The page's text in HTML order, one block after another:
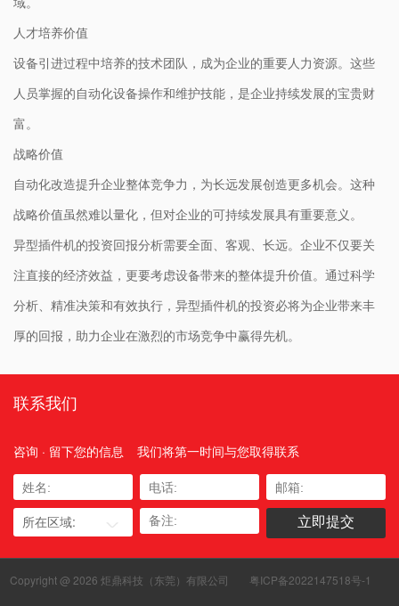
人才培养价值
设备引进过程中培养的技术团队，成为企业的重要人力资源。这些
人员掌握的自动化设备操作和维护技能，是企业持续发展的宝贵财
富。
战略价值
自动化改造提升企业整体竞争力，为长远发展创造更多机会。这种
战略价值虽然难以量化，但对企业的可持续发展具有重要意义。
异型插件机的投资回报分析需要全面、客观、长远。企业不仅要关
注直接的经济效益，更要考虑设备带来的整体提升价值。通过科学
分析、精准决策和有效执行，异型插件机的投资必将为企业带来丰
厚的回报，助力企业在激烈的市场竞争中赢得先机。
联系我们
咨询 · 留下您的信息 我们将第一时间与您取得联系
所在区域:
Copyright @ 2026 炬鼎科技（东莞）有限公司 粤ICP备2022147518号-1